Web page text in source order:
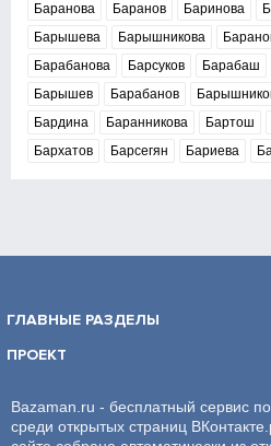
Баранова Баранов Баринова
Барышева
Барышникова
Барабанова
Барсуков Барабаш
Барышев
Барабанов
Бардина
Баранникова Бартош
Бархатов
Барсегян Бариева
ГЛАВНЫЕ РАЗДЕЛЫ
ПРОЕКТ
Bazaman.ru - бесплатный сервис
среди открытых страниц